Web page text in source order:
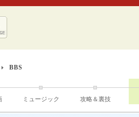
BBS
ミュージック 攻略＆裏技